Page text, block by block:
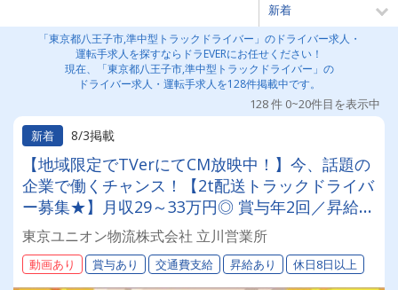
「東京都八王子市,準中型トラックドライバー」のドライバー求人・
運転手求人を探すならドラEVERにお任せください！
現在、「東京都八王子市,準中型トラックドライバー」の
ドライバー求人・運転手求人を128件掲載中です。
128 件 0~20件目を表示中
新着
8/3掲載
【地域限定でTVerにてCM放映中！】今、話題の
企業で働くチャンス！【2t配送トラックドライバ
ー募集★】月収29～33万円◎ 賞与年2回／昇給有
／福利厚生充実／仕事量安定／未経験歓迎◎【年
間休日113日以上】連休もあり◎プライベート充
実可◎ 「安心・安全」で働く。東京ユニオン物
東京ユニオン物流株式会社 立川営業所
動画あり 賞与あり 交通費支給 昇給あり 休日8日以上